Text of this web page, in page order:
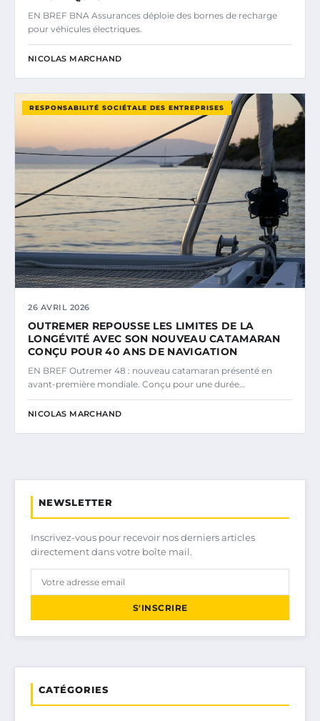
EN BREF BNA Assurances déploie des bornes de recharge
pour véhicules électriques.
NICOLAS MARCHAND
RESPONSABILITÉ SOCIÉTALE DES ENTREPRISES
26 AVRIL 2026
OUTREMER REPOUSSE LES LIMITES DE LA
LONGÉVITÉ AVEC SON NOUVEAU CATAMARAN
CONÇU POUR 40 ANS DE NAVIGATION
EN BREF Outremer 48 : nouveau catamaran présenté en
avant-première mondiale. Conçu pour une durée…
NICOLAS MARCHAND
NEWSLETTER
Inscrivez-vous pour recevoir nos derniers articles
directement dans votre boîte mail.
S'INSCRIRE
CATÉGORIES